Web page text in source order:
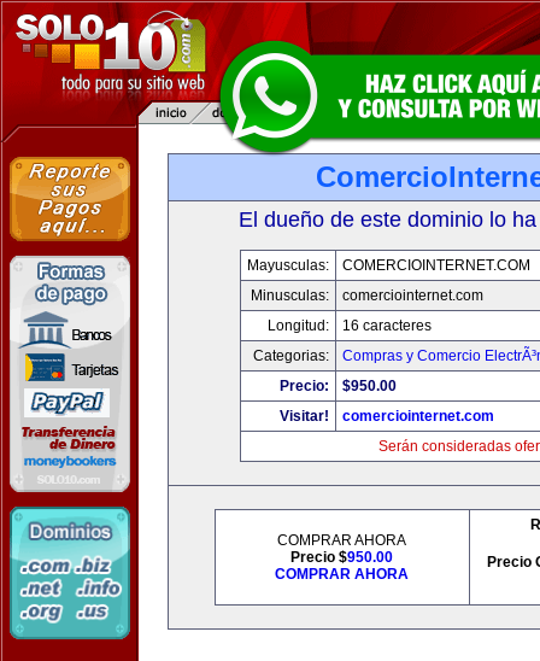
El dueño de este dominio lo
Mayusculas:
COMERCIOINTERNET.COM
Minusculas:
comerciointernet.com
Longitud:
16 caracteres
Categorias:
Compras y Comercio
Precio:
$950.00
Visitar!
comerciointernet.com
Serán consideradas
COMPRAR AHORA
Precio $950.00
COMPRAR AHORA
Precio